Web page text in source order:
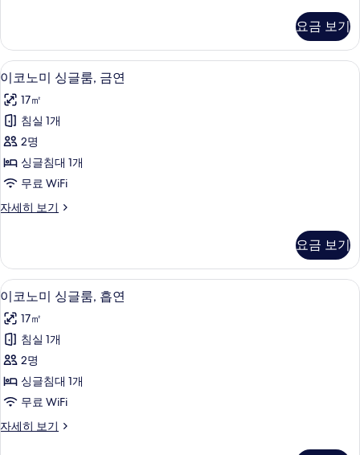
기
연
자
세
히
보
기
요금 보기
이
코
노
미
싱
글
금
사
진
모
두
보
기
고급 침구, 암막 커튼, 방음 설비, 다리
7
이코노미 싱글룸, 금연
17㎡
침실 1개
2명
싱글침대 1개
무료 WiFi
자세히 보기
이
싱
글
룸,
금
연
자
세
히
보
기
요금 보기
이
코
노
미
싱
글
흡
고급 침구, 암막 커튼, 방음 설비, 다리
7
이코노미 싱글룸, 흡연
17㎡
침실 1개
2명
싱글침대 1개
무료 WiFi
자세히 보기
이